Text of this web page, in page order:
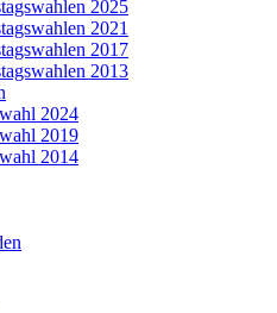
2025
2021
2017
2013
2024
2019
2014